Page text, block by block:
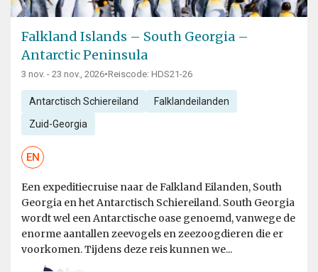
Falkland Islands – South Georgia –
Antarctic Peninsula
3 nov. - 23 nov., 2026•Reiscode: HDS21-26
Antarctisch Schiereiland Falklandeilanden
Zuid-Georgia
EN
Een expeditiecruise naar de Falkland Eilanden, South
Georgia en het Antarctisch Schiereiland. South Georgia
wordt wel een Antarctische oase genoemd, vanwege de
enorme aantallen zeevogels en zeezoogdieren die er
voorkomen. Tijdens deze reis kunnen we...